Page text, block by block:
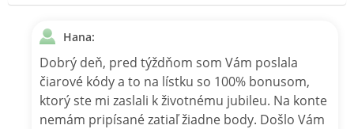
Hana:
Dobrý deň, pred týždňom som Vám poslala
čiarové kódy a to na lístku so 100% bonusom,
ktorý ste mi zaslali k životnému jubileu. Na konte
nemám pripísané zatiaľ žiadne body. Došlo Vám